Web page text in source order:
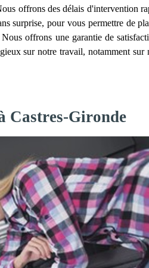
offrons des délais d'intervention
surprise, pour vous permettre de
offrons une garantie de
sur notre travail, notamment sur
Castres-Gironde